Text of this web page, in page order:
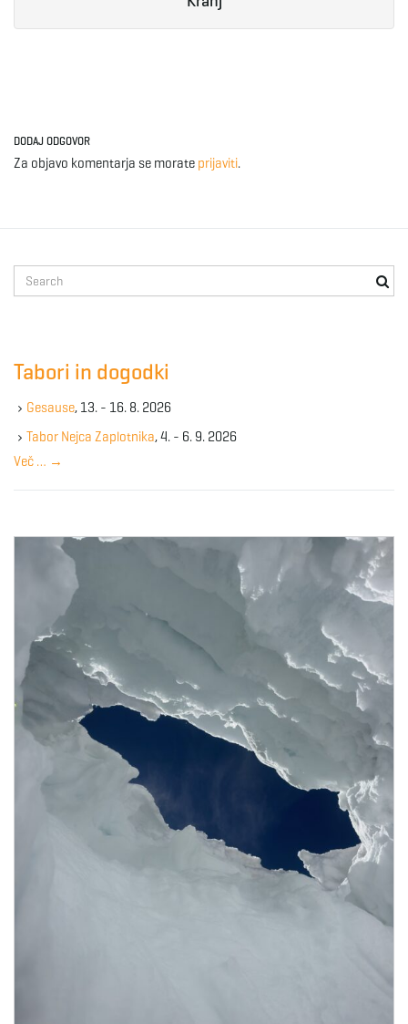
DODAJ ODGOVOR
Za objavo komentarja se morate prijaviti.
e
e
y
w
r
Tabori in dogodki
Gesause, 13. - 16. 8. 2026
Tabor Nejca Zaplotnika, 4. - 6. 9. 2026
Več … →